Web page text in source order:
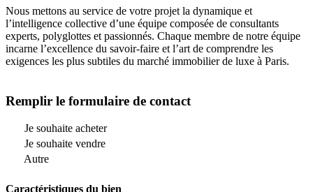
Nous mettons au service de votre projet la dynamique et
l’intelligence collective d’une équipe composée de consultants
experts, polyglottes et passionnés. Chaque membre de notre équipe
incarne l’excellence du savoir-faire et l’art de comprendre les
exigences les plus subtiles du marché immobilier de luxe à Paris.
Remplir le formulaire de contact
Je souhaite acheter
Je souhaite vendre
Autre
Caractéristiques du bien